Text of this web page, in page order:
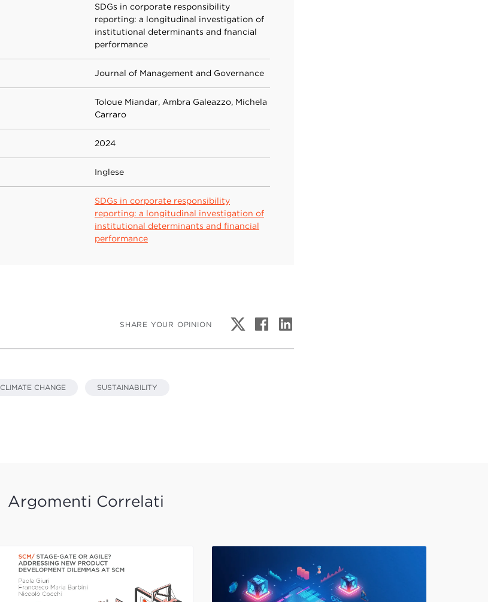
SDGs in corporate responsibility
reporting: a longitudinal investigation of
institutional determinants and fnancial
performance
Journal of Management and Governance
Toloue Miandar, Ambra Galeazzo, Michela
Carraro
2024
Inglese
SDGs in corporate responsibility
reporting: a longitudinal investigation of
institutional determinants and financial
performance
SHARE YOUR OPINION
CLIMATE CHANGE SUSTAINABILITY
Argomenti Correlati